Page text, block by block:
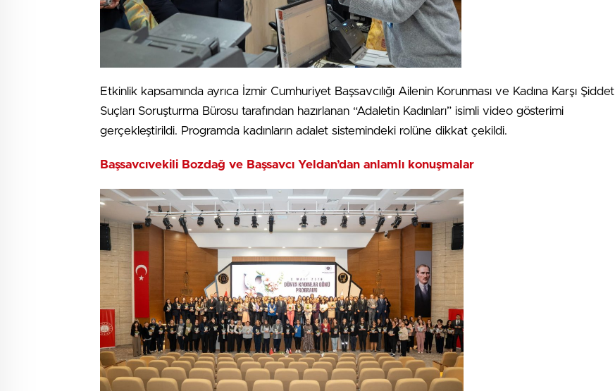
Etkinlik kapsamında ayrıca İzmir Cumhuriyet Başsavcılığı Ailenin Korunması ve Kadına Karşı Şiddet
Suçları Soruşturma Bürosu tarafından hazırlanan “Adaletin Kadınları” isimli video gösterimi
gerçekleştirildi. Programda kadınların adalet sistemindeki rolüne dikkat çekildi.
Başsavcıvekili Bozdağ ve Başsavcı Yeldan’dan anlamlı konuşmalar